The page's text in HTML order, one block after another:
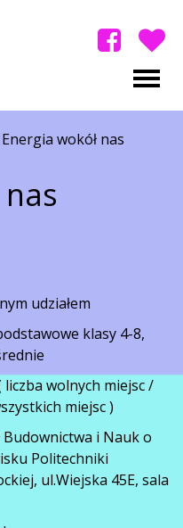
Energia wokół nas
udziałem
klasy 4-8,
liczba wolnych miejsc /
miejsc )
Budownictwa i Nauk o
Politechniki
ul.Wiejska 45E, sala